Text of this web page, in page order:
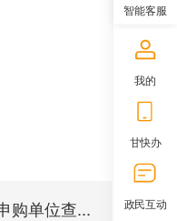
购单位查...
智能客服
我的
甘快办
政民互动